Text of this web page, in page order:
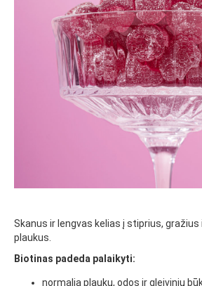
Skanus ir lengvas kelias į stiprius,
plaukus.
Biotinas padeda palaikyti:
normalią plaukų, odos ir gleivinių